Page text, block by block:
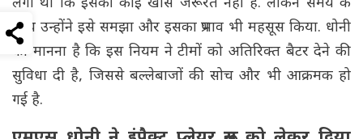
लगा था कि इसकी कोई खास जरूरत नहीं है. लेकिन समय के
साथ उन्होंने इसे समझा और इसका प्रभाव भी महसूस किया. धोनी
का मानना है कि इस नियम ने टीमों को अतिरिक्त बैटर देने की
सुविधा दी है, जिससे बल्लेबाजों की सोच और भी आक्रमक हो
गई है.